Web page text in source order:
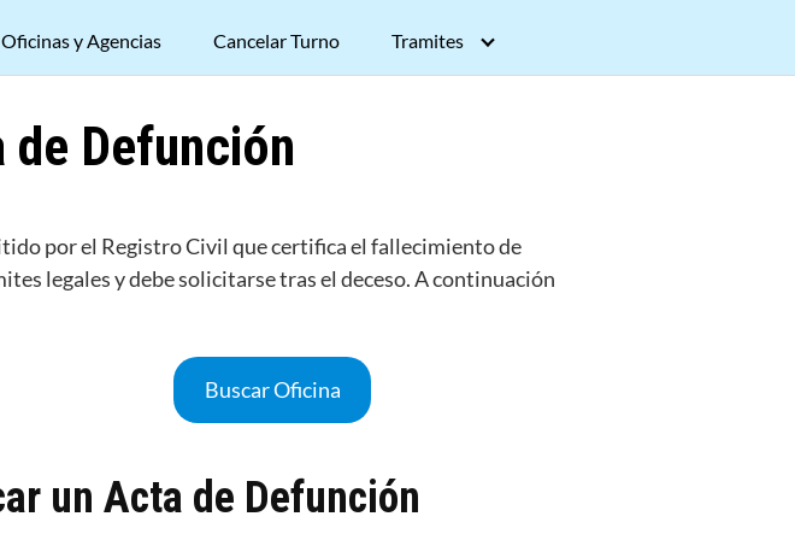
Oficinas y Agencias Cancelar Turno Tramites
Defunción
por el Registro Civil que certifica el fallecimiento de
legales y debe solicitarse tras el deceso. A continuación
Buscar Oficina
un Acta de Defunción